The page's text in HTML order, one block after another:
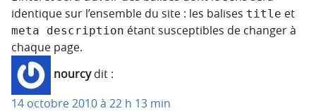
identique sur l’ensemble du site : les balises title et
meta description étant susceptibles de changer à
chaque page.
nourcy dit :
14 octobre 2010 à 22 h 13 min